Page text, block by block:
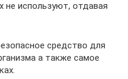
не используют, отдавая
средство для
а также самое